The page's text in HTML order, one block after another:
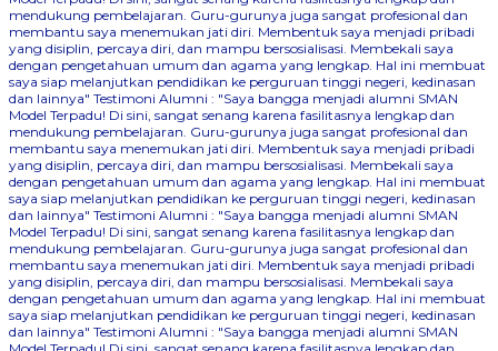
mendukung pembelajaran. Guru-gurunya juga sangat profesional dan
membantu saya menemukan jati diri. Membentuk saya menjadi pribadi
yang disiplin, percaya diri, dan mampu bersosialisasi. Membekali saya
dengan pengetahuan umum dan agama yang lengkap. Hal ini membuat
saya siap melanjutkan pendidikan ke perguruan tinggi negeri, kedinasan
dan lainnya" Testimoni Alumni : "Saya bangga menjadi alumni SMAN
Model Terpadu! Di sini, sangat senang karena fasilitasnya lengkap dan
mendukung pembelajaran. Guru-gurunya juga sangat profesional dan
membantu saya menemukan jati diri. Membentuk saya menjadi pribadi
yang disiplin, percaya diri, dan mampu bersosialisasi. Membekali saya
dengan pengetahuan umum dan agama yang lengkap. Hal ini membuat
saya siap melanjutkan pendidikan ke perguruan tinggi negeri, kedinasan
dan lainnya" Testimoni Alumni : "Saya bangga menjadi alumni SMAN
Model Terpadu! Di sini, sangat senang karena fasilitasnya lengkap dan
mendukung pembelajaran. Guru-gurunya juga sangat profesional dan
membantu saya menemukan jati diri. Membentuk saya menjadi pribadi
yang disiplin, percaya diri, dan mampu bersosialisasi. Membekali saya
dengan pengetahuan umum dan agama yang lengkap. Hal ini membuat
saya siap melanjutkan pendidikan ke perguruan tinggi negeri, kedinasan
dan lainnya" Testimoni Alumni : "Saya bangga menjadi alumni SMAN